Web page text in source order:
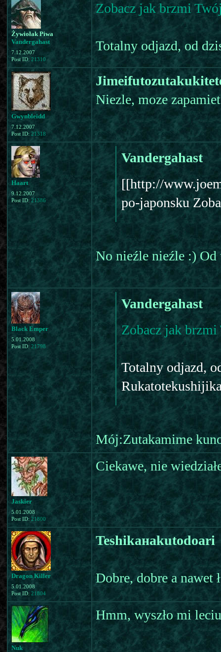
Żywiołak Piwa
Vandergahast
7.12.2007
Post ID: 21310
Zobacz jak brzmi
Totalny odjazd, od
Gwynbleidd
7.12.2007
Post ID: 21318
Niezle, moze
Haart
9.12.2007
Post ID: 21386
Vandergahast
[[http://
po-japonsku
No nieźle nieźle :)
Black Emper
5.01.2008
Post ID: 21798
Vandergahast
Zobacz jak
Totalny odjazd,
Mój:Zutakamime
Jaskier
5.01.2008
Post ID: 21800
Ciekawe, nie
Dragon Killer
5.01.2008
Post ID: 21804
Teshikaнаkutodoari
Dobre, dobre a nawet
Nuk
Hmm, wyszło mi